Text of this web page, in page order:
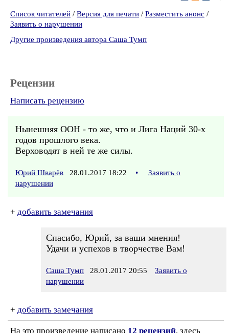
Список читателей / Версия для печати / Разместить анонс /
Заявить о нарушении
Другие произведения автора Саша Тумп
Рецензии
Написать рецензию
Нынешняя ООН - то же, что и Лига Наций 30-х
годов прошлого века.
Верховодят в ней те же силы.
Юрий Шварёв 28.01.2017 18:22 •
Заявить о
нарушении
+ добавить замечания
Спасибо, Юрий, за ваши мнения!
Удачи и успехов в творчестве Вам!
Саша Тумп 28.01.2017 20:55
Заявить о
нарушении
+ добавить замечания
На это произведение написано 12 рецензий, здесь